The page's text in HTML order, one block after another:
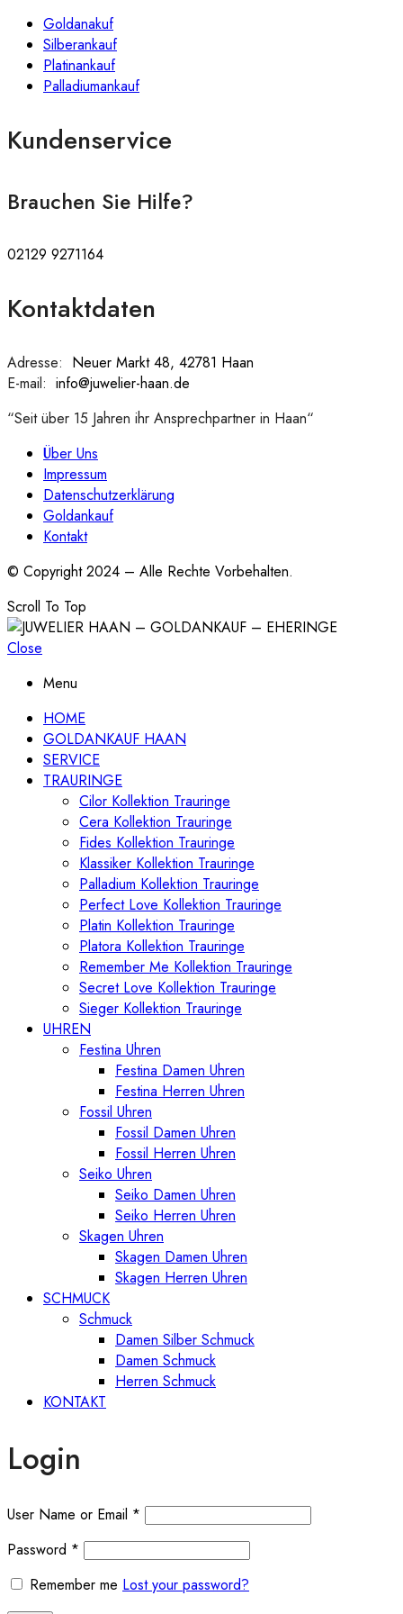
Goldanakuf
Silberankauf
Platinankauf
Palladiumankauf
Kundenservice
Brauchen Sie Hilfe?
02129 9271164
Kontaktdaten
Adresse: Neuer Markt 48, 42781 Haan
E-mail: info@juwelier-haan.de
“Seit über 15 Jahren ihr Ansprechpartner in Haan“
Über Uns
Impressum
Datenschutzerklärung
Goldankauf
Kontakt
© Copyright 2024 – Alle Rechte Vorbehalten.
Scroll To Top
Close
Menu
HOME
GOLDANKAUF HAAN
SERVICE
TRAURINGE
Cilor Kollektion Trauringe
Cera Kollektion Trauringe
Fides Kollektion Trauringe
Klassiker Kollektion Trauringe
Palladium Kollektion Trauringe
Perfect Love Kollektion Trauringe
Platin Kollektion Trauringe
Platora Kollektion Trauringe
Remember Me Kollektion Trauringe
Secret Love Kollektion Trauringe
Sieger Kollektion Trauringe
UHREN
Festina Uhren
Festina Damen Uhren
Festina Herren Uhren
Fossil Uhren
Fossil Damen Uhren
Fossil Herren Uhren
Seiko Uhren
Seiko Damen Uhren
Seiko Herren Uhren
Skagen Uhren
Skagen Damen Uhren
Skagen Herren Uhren
SCHMUCK
Schmuck
Damen Silber Schmuck
Damen Schmuck
Herren Schmuck
KONTAKT
Login
User Name or Email *
Password *
Remember me Lost your password?